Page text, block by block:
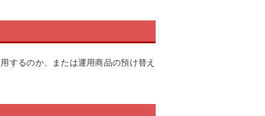
するのか、または運用商品の預け替え